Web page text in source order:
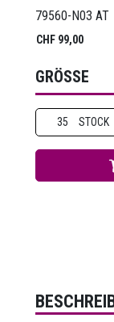
79560-N03 AT
CHF 99,00
GRÖSSE
35 STOCK